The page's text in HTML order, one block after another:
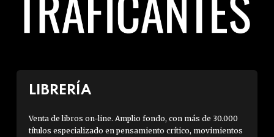
LIBRERÍA
Venta de libros on-line. Amplio fondo, con más de 30.000
títulos especializado en pensamiento crítico, movimientos